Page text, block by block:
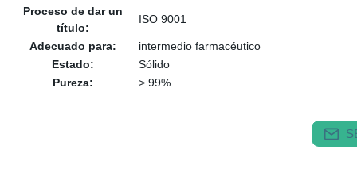
Proceso de dar un
título:
ISO 9001
Adecuado para:
intermedio farmacéutico
Estado:
Sólido
Pureza:
> 99%